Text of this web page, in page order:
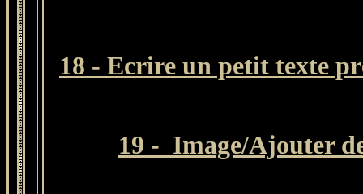
18 - Ecrire un petit texte
19 - Image/Ajouter